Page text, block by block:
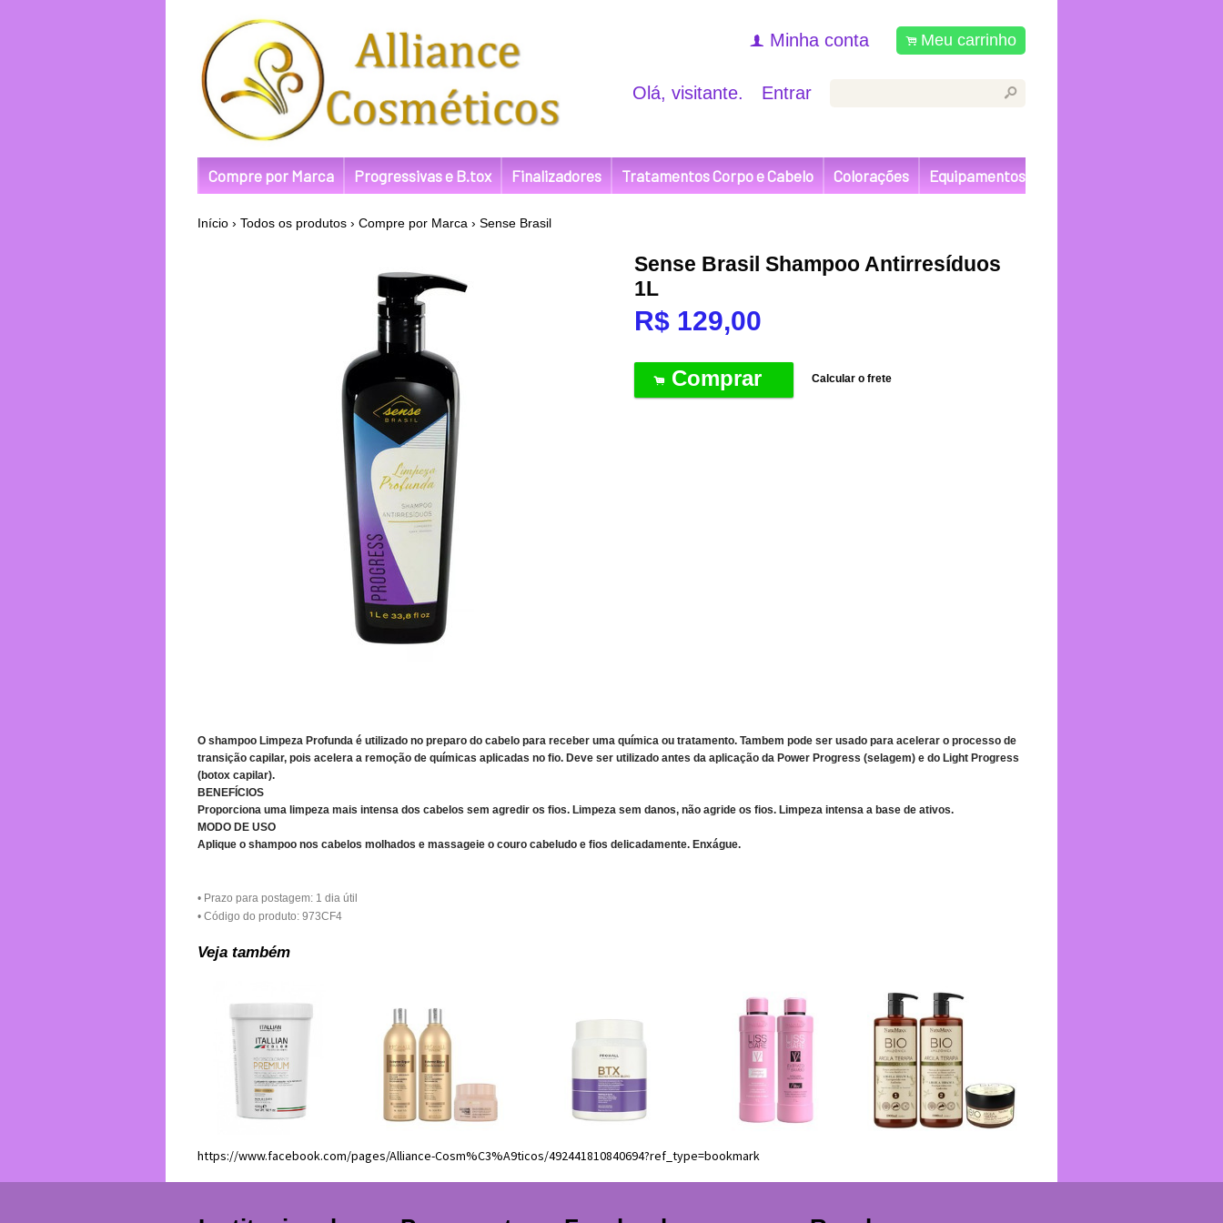
f Minha conta . Meu carrinho
Olá, visitante. Entrar s
Compre por Marca Progressivas e B.tox Finalizadores Tratamentos Corpo e Cabelo Colorações Equipamentos
Início › Todos os produtos › Compre por Marca › Sense Brasil
Sense Brasil Shampoo Antirresíduos
1L
R$ 129,00
. Comprar Calcular o frete
O shampoo Limpeza Profunda é utilizado no preparo do cabelo para receber uma química ou tratamento. Tambem pode ser usado para acelerar o processo de
transição capilar, pois acelera a remoção de químicas aplicadas no fio. Deve ser utilizado antes da aplicação da Power Progress (selagem) e do Light Progress
(botox capilar).
BENEFÍCIOS
Proporciona uma limpeza mais intensa dos cabelos sem agredir os fios. Limpeza sem danos, não agride os fios. Limpeza intensa a base de ativos.
MODO DE USO
Aplique o shampoo nos cabelos molhados e massageie o couro cabeludo e fios delicadamente. Enxágue.
• Prazo para postagem: 1 dia útil
• Código do produto: 973CF4
Veja também
https://www.facebook.com/pages/Alliance-Cosm%C3%A9ticos/492441810840694?ref_type=bookmark